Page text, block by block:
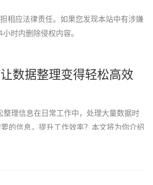
相应法律责任。如果您发现本站中有涉嫌
时内删除侵权内容。
数据整理变得轻松高效
理信息在日常工作中，处理大量数据时
的信息，提升工作效率？本文将为你介绍
轻松整理和分析数据。方